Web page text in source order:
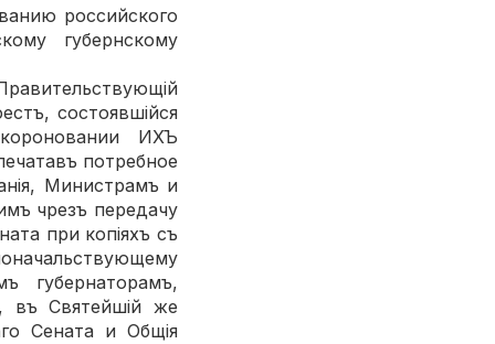
российского
губернскому
состоявшійся
ИХЪ
потребное
Министрамъ и
чрезъ передачу
при копіяхъ съ
губернаторамъ,
въ Святейшій же
Сената и Общія